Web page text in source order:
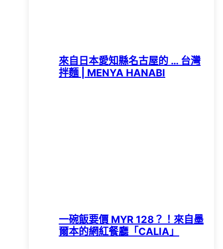
來自日本愛知縣名古屋的 … 台灣
拌麵 | MENYA HANABI
一碗飯要價 MYR 128？！來自墨
爾本的網紅餐廳「CALIA」